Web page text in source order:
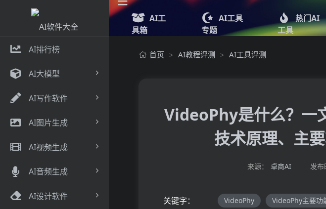
AI排行榜
AI大模型
AI写作软件
AI图片生成
AI视频生成
AI音频生成
AI设计软件
AI工
具箱
AI工具
专题
热门AI
工具
首页 > AI教程评测 > AI工具评测
VideoPhy是什么？一
技术原理、主
来源： 卓商AI 发布
关键字： VideoPhy VideoPhy主要功